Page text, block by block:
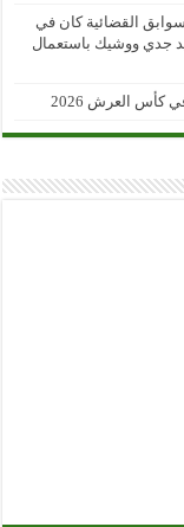
القضائية كان في
جدي ووشيك باستعمال
كأس العرش 2026